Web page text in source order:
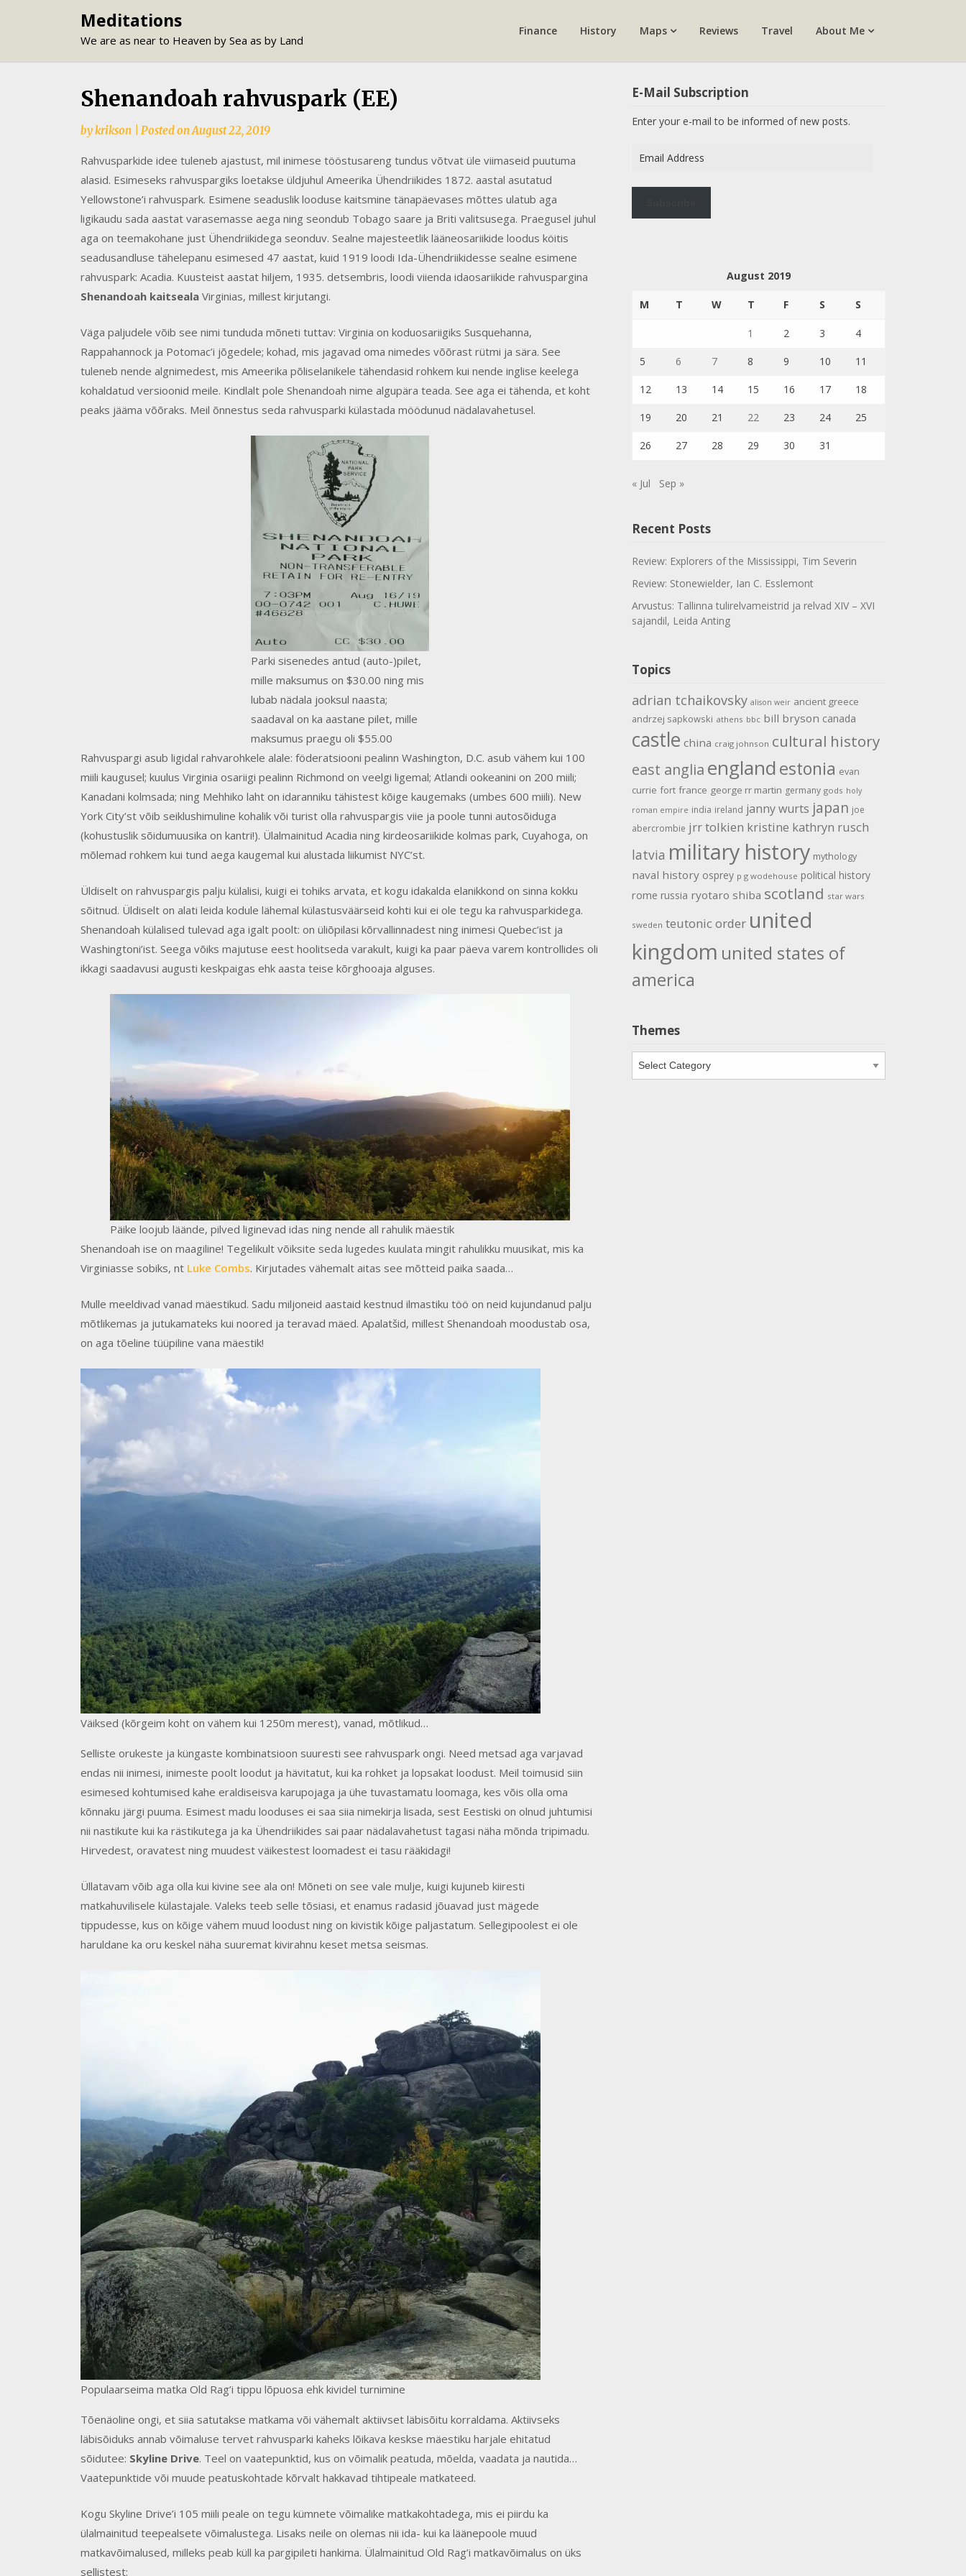
Meditations
We are as near to Heaven by Sea as by Land
Finance History Maps Reviews Travel About Me
Shenandoah rahvuspark (EE)
bykrikson Posted onAugust 22, 2019
Rahvusparkide idee tuleneb ajastust, mil inimese tööstusareng tundus võtvat üle viimaseid puutuma
alasid. Esimeseks rahvuspargiks loetakse üldjuhul Ameerika Ühendriikides 1872. aastal asutatud
Yellowstone’i rahvuspark. Esimene seaduslik looduse kaitsmine tänapäevases mõttes ulatub aga
ligikaudu sada aastat varasemasse aega ning seondub Tobago saare ja Briti valitsusega. Praegusel juhul
aga on teemakohane just Ühendriikidega seonduv. Sealne majesteetlik lääneosariikide loodus köitis
seadusandluse tähelepanu esimesed 47 aastat, kuid 1919 loodi Ida-Ühendriikidesse sealne esimene
rahvuspark: Acadia. Kuusteist aastat hiljem, 1935. detsembris, loodi viienda idaosariikide rahvuspargina
Shenandoah kaitseala Virginias, millest kirjutangi.
Väga paljudele võib see nimi tunduda mõneti tuttav: Virginia on koduosariigiks Susquehanna,
Rappahannock ja Potomac’i jõgedele; kohad, mis jagavad oma nimedes võõrast rütmi ja sära. See
tuleneb nende algnimedest, mis Ameerika põliselanikele tähendasid rohkem kui nende inglise keelega
kohaldatud versioonid meile. Kindlalt pole Shenandoah nime algupära teada. See aga ei tähenda, et koht
peaks jääma võõraks. Meil õnnestus seda rahvusparki külastada möödunud nädalavahetusel.
Parki sisenedes antud (auto-)pilet,
mille maksumus on $30.00 ning mis
lubab nädala jooksul naasta;
saadaval on ka aastane pilet, mille
maksumus praegu oli $55.00
Rahvuspargi asub ligidal rahvarohkele alale: föderatsiooni pealinn Washington, D.C. asub vähem kui 100
miili kaugusel; kuulus Virginia osariigi pealinn Richmond on veelgi ligemal; Atlandi ookeanini on 200 miili;
Kanadani kolmsada; ning Mehhiko laht on idaranniku tähistest kõige kaugemaks (umbes 600 miili). New
York City’st võib seiklushimuline kohalik või turist olla rahvuspargis viie ja poole tunni autosõiduga
(kohustuslik sõidumuusika on kantri!). Ülalmainitud Acadia ning kirdeosariikide kolmas park, Cuyahoga, on
mõlemad rohkem kui tund aega kaugemal kui alustada liikumist NYC’st.
Üldiselt on rahvuspargis palju külalisi, kuigi ei tohiks arvata, et kogu idakalda elanikkond on sinna kokku
sõitnud. Üldiselt on alati leida kodule lähemal külastusväärseid kohti kui ei ole tegu ka rahvusparkidega.
Shenandoah külalised tulevad aga igalt poolt: on üliõpilasi kõrvallinnadest ning inimesi Quebec’ist ja
Washingtoni’ist. Seega võiks majutuse eest hoolitseda varakult, kuigi ka paar päeva varem kontrollides oli
ikkagi saadavusi augusti keskpaigas ehk aasta teise kõrghooaja alguses.
Päike loojub läände, pilved liginevad idas ning nende all rahulik mäestik
Shenandoah ise on maagiline! Tegelikult võiksite seda lugedes kuulata mingit rahulikku muusikat, mis ka
Virginiasse sobiks, nt Luke Combs. Kirjutades vähemalt aitas see mõtteid paika saada…
Mulle meeldivad vanad mäestikud. Sadu miljoneid aastaid kestnud ilmastiku töö on neid kujundanud palju
mõtlikemas ja jutukamateks kui noored ja teravad mäed. Apalatšid, millest Shenandoah moodustab osa,
on aga tõeline tüüpiline vana mäestik!
Väiksed (kõrgeim koht on vähem kui 1250m merest), vanad, mõtlikud…
Selliste orukeste ja küngaste kombinatsioon suuresti see rahvuspark ongi. Need metsad aga varjavad
endas nii inimesi, inimeste poolt loodut ja hävitatut, kui ka rohket ja lopsakat loodust. Meil toimusid siin
esimesed kohtumised kahe eraldiseisva karupojaga ja ühe tuvastamatu loomaga, kes võis olla oma
kõnnaku järgi puuma. Esimest madu looduses ei saa siia nimekirja lisada, sest Eestiski on olnud juhtumisi
nii nastikute kui ka rästikutega ja ka Ühendriikides sai paar nädalavahetust tagasi näha mõnda tripimadu.
Hirvedest, oravatest ning muudest väikestest loomadest ei tasu rääkidagi!
Üllatavam võib aga olla kui kivine see ala on! Mõneti on see vale mulje, kuigi kujuneb kiiresti
matkahuvilisele külastajale. Valeks teeb selle tõsiasi, et enamus radasid jõuavad just mägede
tippudesse, kus on kõige vähem muud loodust ning on kivistik kõige paljastatum. Sellegipoolest ei ole
haruldane ka oru keskel näha suuremat kivirahnu keset metsa seismas.
Populaarseima matka Old Rag’i tippu lõpuosa ehk kividel turnimine
Tõenäoline ongi, et siia satutakse matkama või vähemalt aktiivset läbisõitu korraldama. Aktiivseks
läbisõiduks annab võimaluse tervet rahvusparki kaheks lõikava keskse mäestiku harjale ehitatud
sõidutee: Skyline Drive. Teel on vaatepunktid, kus on võimalik peatuda, mõelda, vaadata ja nautida…
Vaatepunktide või muude peatuskohtade kõrvalt hakkavad tihtipeale matkateed.
Kogu Skyline Drive’i 105 miili peale on tegu kümnete võimalike matkakohtadega, mis ei piirdu ka
ülalmainitud teepealsete võimalustega. Lisaks neile on olemas nii ida- kui ka läänepoole muud
matkavõimalused, milleks peab küll ka pargipileti hankima. Ülalmainitud Old Rag’i matkavõimalus on üks
sellistest:
E-Mail Subscription
Enter your e-mail to be informed of new posts.
Address
August 2019
M T W T F S S
1 2 3 4
5 6 7 8 9 10 11
12 13 14 15 16 17 18
19 20 21 22 23 24 25
26 27 28 29 30 31
« Jul Sep »
Recent Posts
Review: Explorers of the Mississippi, Tim Severin
Review: Stonewielder, Ian C. Esslemont
Arvustus: Tallinna tulirelvameistrid ja relvad XIV – XVI
sajandil, Leida Anting
Topics
adrian tchaikovsky alison weir ancient greece
andrzej sapkowski athens bbc bill bryson canada
castle china craig johnson cultural history
east anglia englandestonia evan
currie fort france george rr martin germany gods holy
roman empire india ireland janny wurts japan joe
abercrombie jrr tolkien kristine kathryn rusch
latvia military history mythology
naval history osprey p g wodehouse political history
rome russia ryotaro shiba scotland star wars
sweden teutonic order united
kingdom united states of
america
Themes
Themes